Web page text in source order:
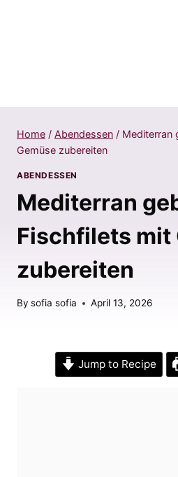
Home / Abendessen / Mediterran
Gemüse zubereiten
ABENDESSEN
Mediterran
Fischfilets mit
zubereiten
By sofia sofia April 13, 2026
Jump to Recipe